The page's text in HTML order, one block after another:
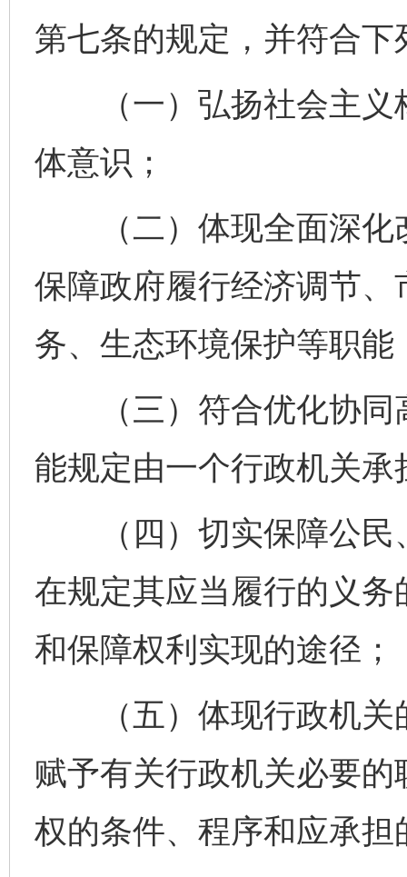
第七条的规定，并符合下
（一）弘扬社会主义
体意识；
（二）体现全面深化
保障政府履行经济调节
务、生态环境保护等职能
（三）符合优化协同
能规定由一个行政机关
（四）切实保障公民
在规定其应当履行的义
和保障权利实现的途径；
（五）体现行政机关
赋予有关行政机关必要
权的条件、程序和应承担